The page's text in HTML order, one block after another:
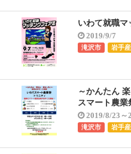
いわて就職
2019/9/7
滝沢市 岩手
～かんたん
スマート農
2019/8/23～
滝沢市 岩手